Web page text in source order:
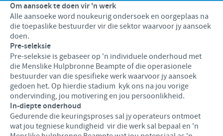
Om aansoek te doen vir 'n werk
Alle aansoeke word noukeurig ondersoek en oorgeplaas na
die toepaslike bestuurder vir die sektor waarvoor jy aansoek
doen.
Pre-seleksie
Pre-seleksie is gebaseer op 'n individuele onderhoud met
die Menslike Hulpbronne Beampte of die operasionele
bestuurder van die spesifieke werk waarvoor jy aansoek
gedoen het. Op hierdie stadium kyk ons na jou vorige
ondervinding, jou motivering en jou persoonlikheid.
In-diepte onderhoud
Gedurende die keuringsproses sal jy operateurs ontmoet
wat jou tegniese kundigheid vir die werk sal bepaal en 'n